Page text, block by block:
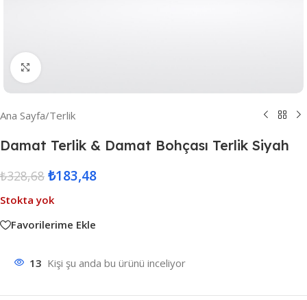
Resmi Büyüt
Ana Sayfa/Terlik
Damat Terlik & Damat Bohçası Terlik Siyah
₺328,68 ₺183,48
Stokta yok
Favorilerime Ekle
13 Kişi şu anda bu ürünü inceliyor